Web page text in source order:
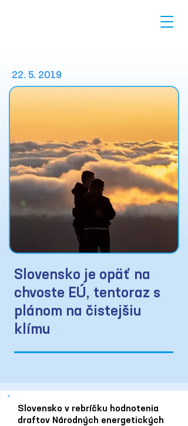
22. 5. 2019
Slovensko je opäť na
chvoste EÚ, tentoraz s
plánom na čistejšiu
klímu
Slovensko v rebríčku hodnotenia
draftov Národných energetických